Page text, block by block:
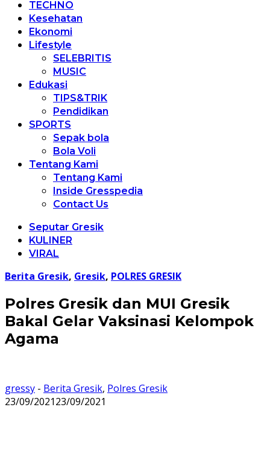
TECHNO
Kesehatan
Ekonomi
Lifestyle
SELEBRITIS
MUSIC
Edukasi
TIPS&TRIK
Pendidikan
SPORTS
Sepak bola
Bola Voli
Tentang Kami
Tentang Kami
Inside Gresspedia
Contact Us
Seputar Gresik
KULINER
VIRAL
Berita Gresik, Gresik, POLRES GRESIK
Polres Gresik dan MUI Gresik
Bakal Gelar Vaksinasi Kelompok
Agama
gressy - Berita Gresik, Polres Gresik
23/09/202123/09/2021